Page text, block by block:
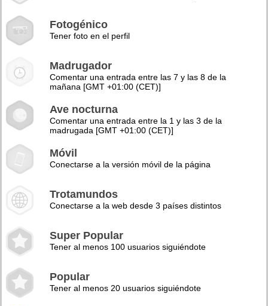
Fotogénico
Tener foto en el perfil
Madrugador
Comentar una entrada entre las 7 y las 8 de la
mañana [GMT +01:00 (CET)]
Ave nocturna
Comentar una entrada entre la 1 y las 3 de la
madrugada [GMT +01:00 (CET)]
Móvil
Conectarse a la versión móvil de la página
Trotamundos
Conectarse a la web desde 3 países distintos
Super Popular
Tener al menos 100 usuarios siguiéndote
Popular
Tener al menos 20 usuarios siguiéndote